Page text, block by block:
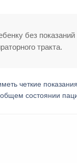
без показаний
тракта.
четкие
состоянии